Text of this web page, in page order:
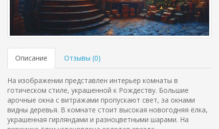
Описание Отзывы (0)
На изображении представлен интерьер комнаты в
готическом стиле, украшенной к Рождеству. Большие
арочные окна с витражами пропускают свет, за окнами
видны деревья. В комнате стоит высокая новогодняя ёлка,
украшенная гирляндами и разноцветными шарами. На